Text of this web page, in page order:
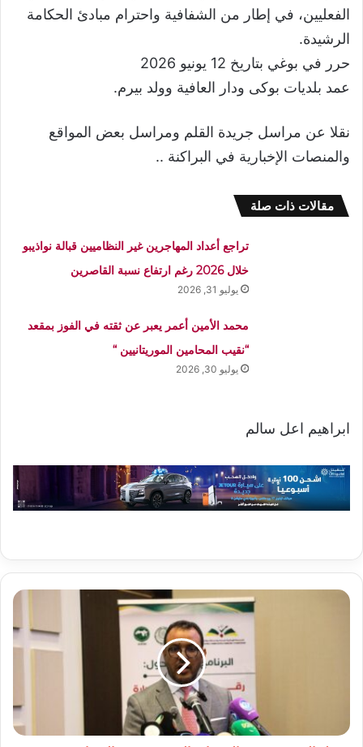
الفعليين، في إطار من الشفافية واحترام مبادئ الحكامة
الرشيدة.
حرر في بوغي بتاريخ 12 يونيو 2026
عمد بلديات بوكى ودار العافية وولد بيرم.
نقلا عن مراسل جريدة القلم ومراسل بعض المواقع
والمنصات الإخبارية في البراكنة ..
مقالات ذات صلة
تراجع أعداد المهاجرين غير النظاميين قبالة نواذيبو
خلال 2026 رغم ارتفاع نسبة القاصرين
يوليو 31, 2026
محمد الأمين أعمر يعبر عن ثقته في الفوز بمقعد
“نقيب المحامين الموريتانيين “
يوليو 30, 2026
ابراهيم اعل سالم
ولد
الإدارة